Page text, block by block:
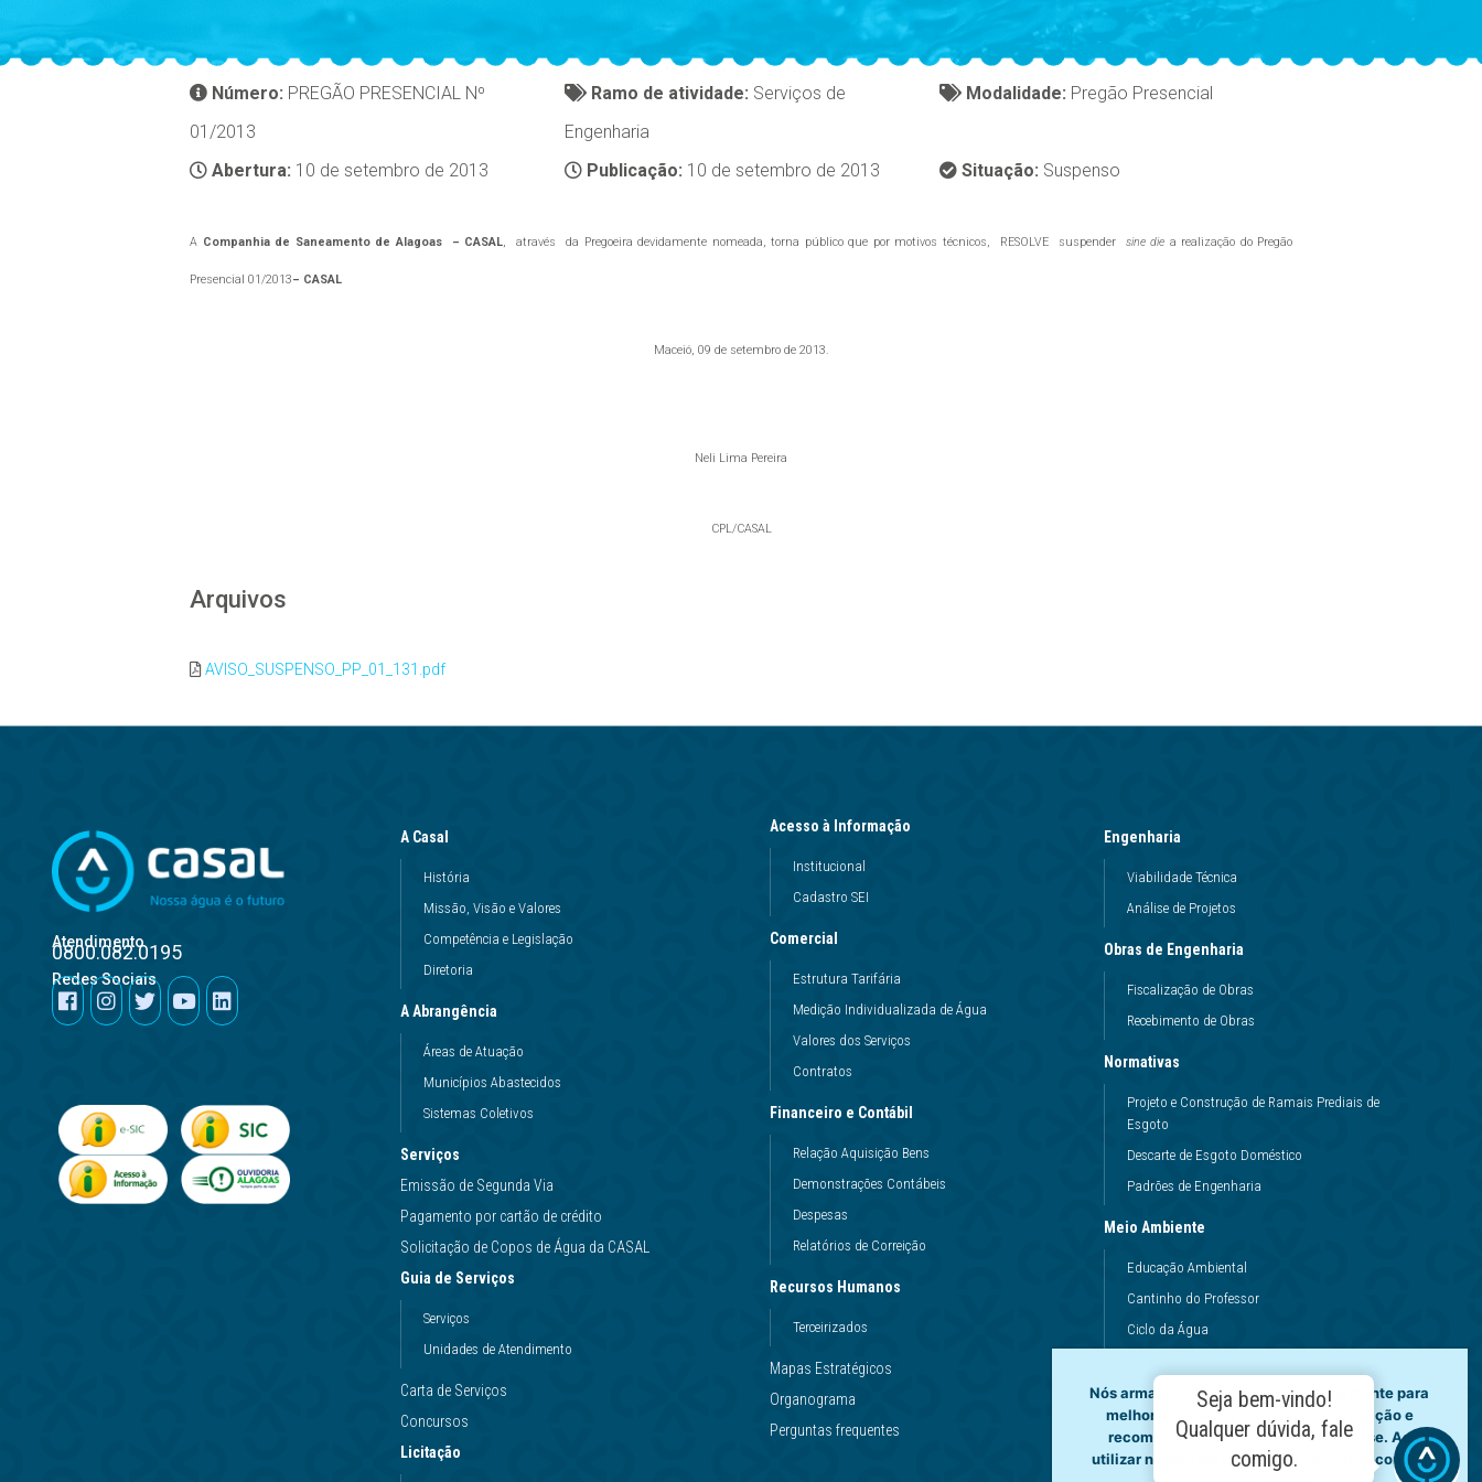
Número: PREGÃO PRESENCIAL Nº
01/2013
Ramo de atividade: Serviços de
Engenharia
Modalidade: Pregão Presencial
Abertura: 10 de setembro de 2013 Publicação: 10 de setembro de 2013 Situação: Suspenso
A Companhia de Saneamento de Alagoas – CASAL, através da Pregoeira devidamente nomeada, torna público que por motivos técnicos, RESOLVE suspender sine die a realização do Pregão
Presencial 01/2013– CASAL
Maceió, 09 de setembro de 2013.
Neli Lima Pereira
CPL/CASAL
Arquivos
AVISO_SUSPENSO_PP_01_131.pdf
Atendimento
0800.082.0195
Redes Sociais
A Casal
História
Missão, Visão e Valores
Competência e Legislação
Diretoria
A Abrangência
Áreas de Atuação
Municípios Abastecidos
Sistemas Coletivos
Serviços
Emissão de Segunda Via
Pagamento por cartão de crédito
Solicitação de Copos de Água da CASAL
Guia de Serviços
Serviços
Unidades de Atendimento
Carta de Serviços
Concursos
Licitação
Acesso à Informação
Institucional
Cadastro SEI
Comercial
Estrutura Tarifária
Medição Individualizada de Água
Valores dos Serviços
Contratos
Financeiro e Contábil
Relação Aquisição Bens
Demonstrações Contábeis
Despesas
Relatórios de Correição
Recursos Humanos
Terceirizados
Mapas Estratégicos
Organograma
Perguntas frequentes
Engenharia
Viabilidade Técnica
Análise de Projetos
Obras de Engenharia
Fiscalização de Obras
Recebimento de Obras
Normativas
Projeto e Construção de Ramais Prediais de
Esgoto
Descarte de Esgoto Doméstico
Padrões de Engenharia
Meio Ambiente
Educação Ambiental
Cantinho do Professor
Ciclo da Água
Dinâmicas da Escola
Princípios de Higiene
Utilização da Água
Nós armazenamos dados temporariamente para
melhorar a sua experiência de navegação e
recomendar conteúdo de seu interesse. Ao
utilizar nossos serviços, você concorda com tal
Seja bem-vindo!
Qualquer dúvida, fale
comigo.